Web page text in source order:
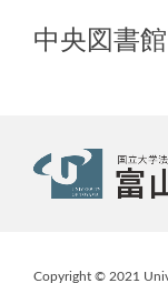
中央図書館
Copyright © 2021